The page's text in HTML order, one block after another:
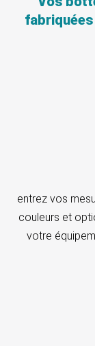
entrez vos
couleurs et
votre